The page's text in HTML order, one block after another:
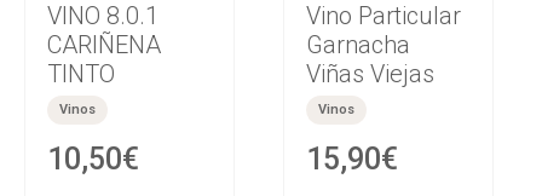
VINO 8.0.1
CARIÑENA
TINTO
Vinos
10,50€
Vino Particular
Garnacha
Viñas Viejas
Vinos
15,90€